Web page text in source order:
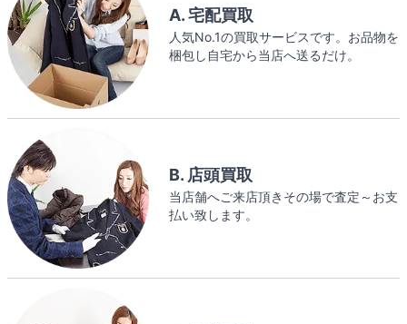
A. 宅配買取
人気No.1の買取サービスです。お品物を
梱包し自宅から当店へ送るだけ。
B. 店頭買取
当店舗へご来店頂きその場で査定～お支
払い致します。